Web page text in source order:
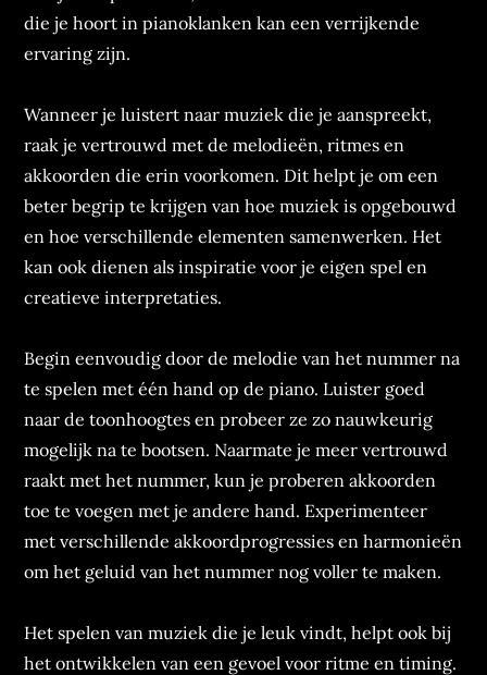
die je hoort in pianoklanken kan een verrijkende
ervaring zijn.
Wanneer je luistert naar muziek die je aanspreekt,
raak je vertrouwd met de melodieën, ritmes en
akkoorden die erin voorkomen. Dit helpt je om een
beter begrip te krijgen van hoe muziek is opgebouwd
en hoe verschillende elementen samenwerken. Het
kan ook dienen als inspiratie voor je eigen spel en
creatieve interpretaties.
Begin eenvoudig door de melodie van het nummer na
te spelen met één hand op de piano. Luister goed
naar de toonhoogtes en probeer ze zo nauwkeurig
mogelijk na te bootsen. Naarmate je meer vertrouwd
raakt met het nummer, kun je proberen akkoorden
toe te voegen met je andere hand. Experimenteer
met verschillende akkoordprogressies en harmonieën
om het geluid van het nummer nog voller te maken.
Het spelen van muziek die je leuk vindt, helpt ook bij
het ontwikkelen van een gevoel voor ritme en timing.